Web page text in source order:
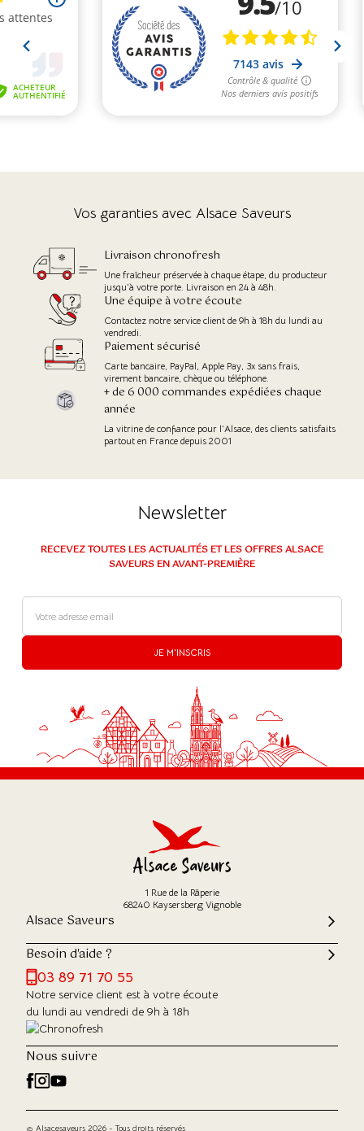
Vos garanties avec Alsace Saveurs
Livraison chronofresh
Une fraîcheur préservée à chaque étape, du producteur
jusqu'à votre porte. Livraison en 24 à 48h.
Une équipe à votre écoute
Contactez notre service client de 9h à 18h du lundi au
vendredi.
Paiement sécurisé
Carte bancaire, PayPal, Apple Pay, 3x sans frais,
virement bancaire, chèque ou téléphone.
+ de 6 000 commandes expédiées chaque
année
La vitrine de confiance pour l’Alsace, des clients satisfaits
partout en France depuis 2001
Newsletter
RECEVEZ TOUTES LES ACTUALITÉS ET LES OFFRES ALSACE
SAVEURS EN AVANT-PREMIÈRE
JE M'INSCRIS
1 Rue de la Râperie
68240 Kaysersberg Vignoble
Alsace Saveurs
Besoin d'aide ?
03 89 71 70 55
Notre service client est à votre écoute
du lundi au vendredi de 9h à 18h
Nous suivre
© Alsacesaveurs 2026 - Tous droits réservés